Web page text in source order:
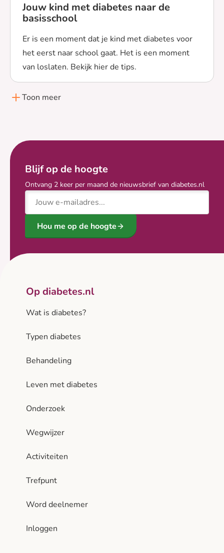
Jouw kind met diabetes naar de
basisschool
Er is een moment dat je kind met diabetes voor
het eerst naar school gaat. Het is een moment
van loslaten. Bekijk hier de tips.
Lees meer over Jouw kind met diabetes naar de
Toon meer
Blijf op de hoogte
Ontvang 2 keer per maand de nieuwsbrief van diabetes.nl
E-mailadres
Hou me op de hoogte
Op diabetes.nl
Wat is diabetes?
Typen diabetes
Behandeling
Leven met diabetes
Onderzoek
Wegwijzer
Activiteiten
Trefpunt
Word deelnemer
Inloggen